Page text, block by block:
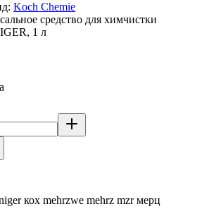
Koch Chemie
средство для химчистки
1 л
кох mehrzwe mehrz mzr мерц